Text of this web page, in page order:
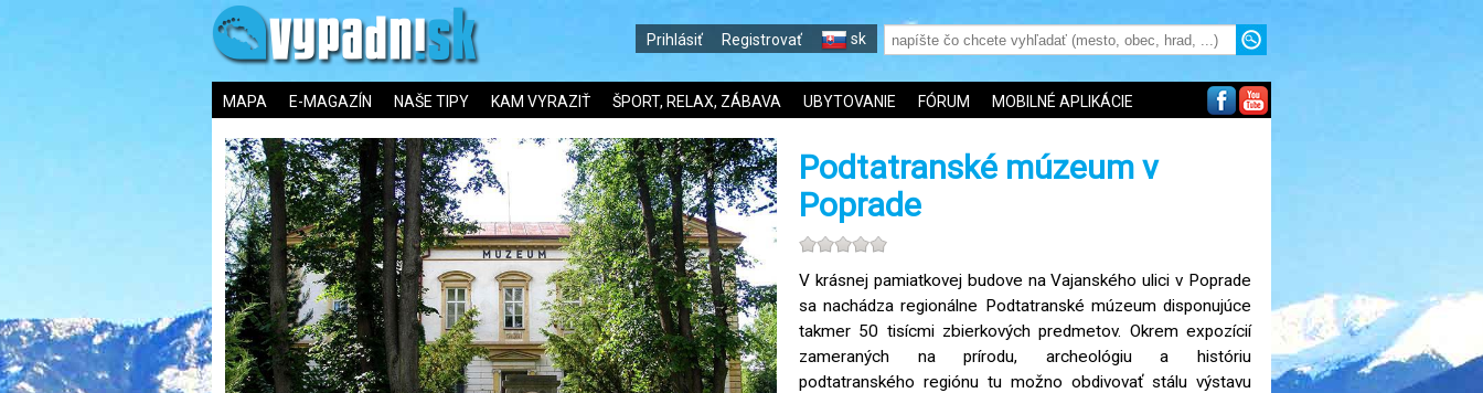
Prihlásiť Registrovať sk
MAPA E-MAGAZÍN NAŠE TIPY KAM VYRAZIŤ ŠPORT, RELAX, ZÁBAVA UBYTOVANIE FÓRUM MOBILNÉ APLIKÁCIE
Podtatranské múzeum v
Poprade
V krásnej pamiatkovej budove na Vajanského ulici v Poprade
sa nachádza regionálne Podtatranské múzeum disponujúce
takmer 50 tisícmi zbierkových predmetov. Okrem expozícií
zameraných na prírodu, archeológiu a históriu
podtatranského regiónu tu možno obdivovať stálu výstavu